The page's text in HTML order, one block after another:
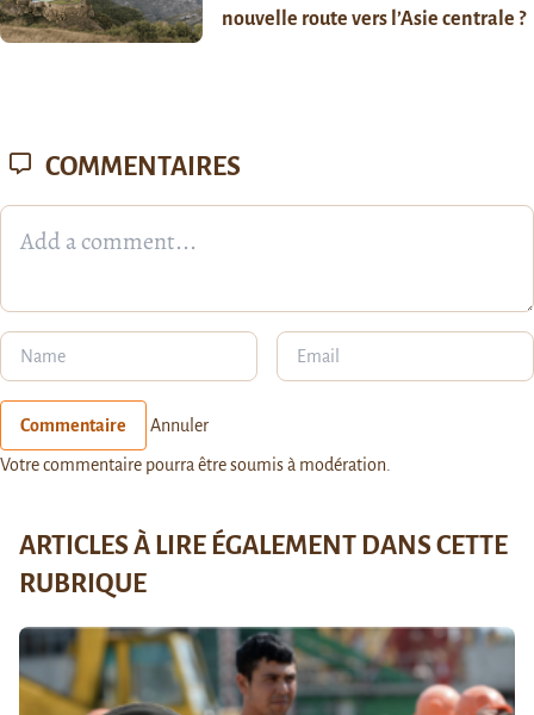
nouvelle route vers l’Asie centrale ?
COMMENTAIRES
Commentaire Annuler
Votre commentaire pourra être soumis à modération.
ARTICLES À LIRE ÉGALEMENT DANS CETTE
RUBRIQUE